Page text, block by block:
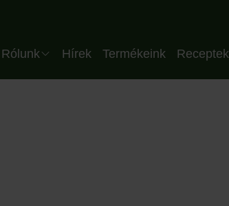
Header HU
Rólunk
Vállalat
Hírek Termékeink Receptek